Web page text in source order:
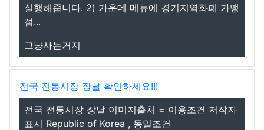
실행해줍니다. 2) 가운데 메뉴에 경기지역화폐 가맹
점...
그냥사는거지
전국 전통시장 장날 확인하세요!!!
전국 전통시장 장날 이미지출처 = 이용조건 저작자
표시 Republic of Korea , 동일조건